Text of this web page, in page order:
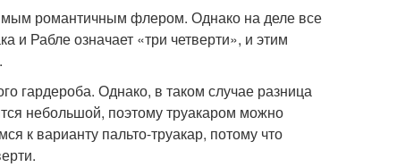
романтичным флером. Однако на деле все
и Рабле означает «три четверти», и этим
гардероба. Однако, в таком случае разница
небольшой, поэтому труакаром можно
к варианту пальто-труакар, потому что